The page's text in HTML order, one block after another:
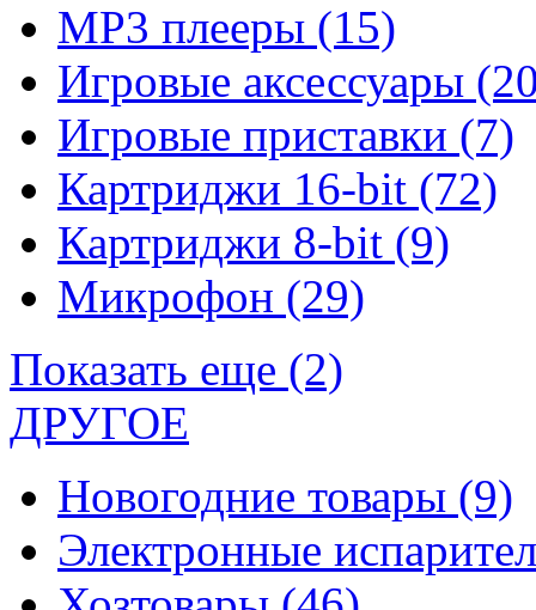
MP3 плееры (15)
Игровые аксессуары
Игровые приставки (7)
Картриджи 16-bit (72)
Картриджи 8-bit (9)
Микрофон (29)
Показать еще (2)
ДРУГОЕ
Новогодние товары (9)
Электронные